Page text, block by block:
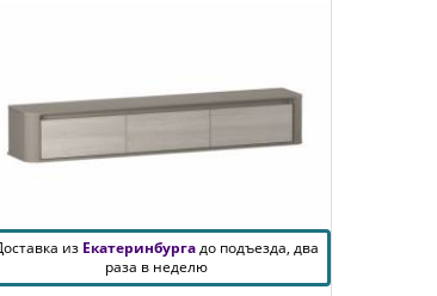
из Екатеринбургадо подъезда, два
раза в неделю